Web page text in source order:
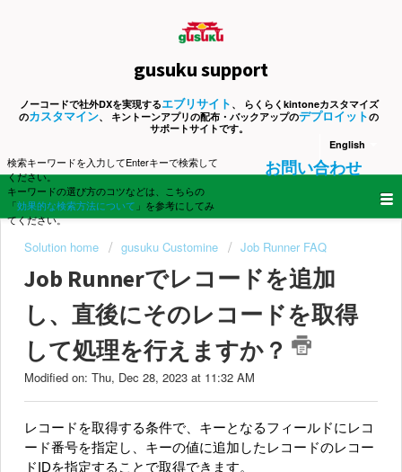
gusuku support
ノーコードで社外DXを実現するエブリサイト 、 らくらくkintoneカスタマイズ
のカスタマイン、 キントーンアプリの配布・バックアップのデプロイットの
サポートサイトです。
English
検索キーワードを入力してEnterキーで検索して
ください。
キーワードの選び方のコツなどは、こちらの
「効果的な検索方法について 」を参考にしてみ
てください。
お問い合わせ
Solution home gusuku Customine Job Runner FAQ
Job Runnerでレコードを追加
し、直後にそのレコードを取得
して処理を行えますか？
Modified on: Thu, Dec 28, 2023 at 11:32 AM
レコードを取得する条件で、キーとなるフィールドにレコ
ード番号を指定し、キーの値に追加したレコードのレコー
ドIDを指定することで取得できます。